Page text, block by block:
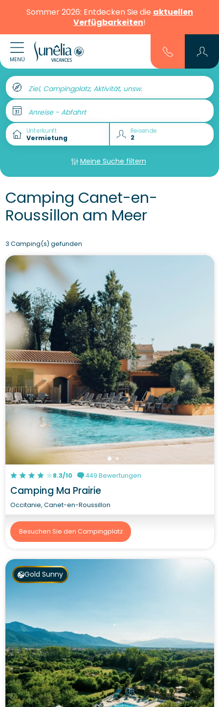
Sommer 2026: Entdecken Sie die aktuellen
Verfügbarkeiten!
MENÜ
Ziel, Campingplatz, Aktivität, unsw.
Anreise - Abfahrt
Unterkunft Reisende
Meine Suche filtern
Camping Canet-en-
Roussillon am Meer
3 Camping(s) gefunden
8.3/10 449 Bewertungen
Camping Ma Prairie
Occitanie, Canet-en-Roussillon
Besuchen Sie den Campingplatz
Gold Sunny